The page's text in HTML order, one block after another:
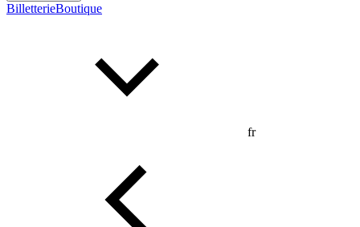
BilletterieBoutique
fr